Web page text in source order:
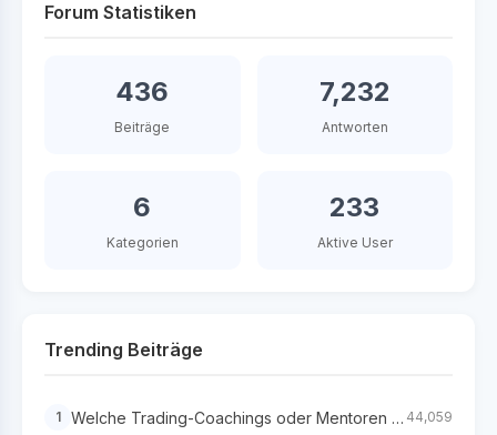
Forum Statistiken
436
Beiträge
7,232
Antworten
6
Kategorien
233
Aktive User
Trending Beiträge
1 Welche Trading-Coachings oder Mentoren s... 44,059